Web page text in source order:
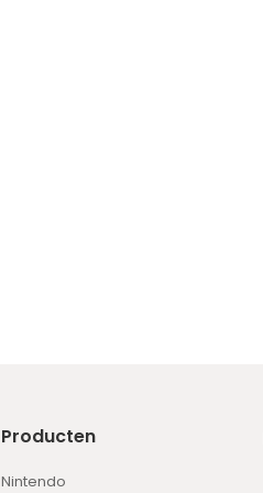
Producten
Nintendo